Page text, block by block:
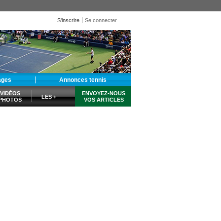
S'inscrire Se connecter
Annonces tennis
VIDÉOS
LES +
ENVOYEZ-NOUS
VOS ARTICLES